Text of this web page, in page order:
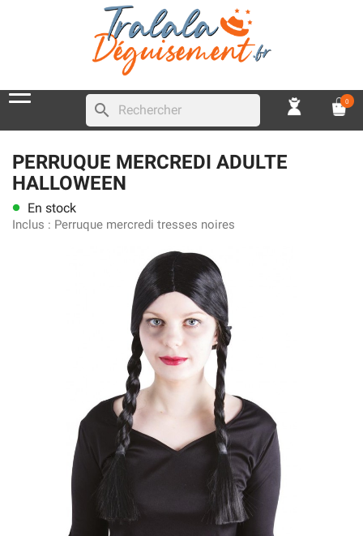
search 0
PERRUQUE MERCREDI ADULTE
HALLOWEEN
lens En stock
Inclus : Perruque mercredi tresses noires